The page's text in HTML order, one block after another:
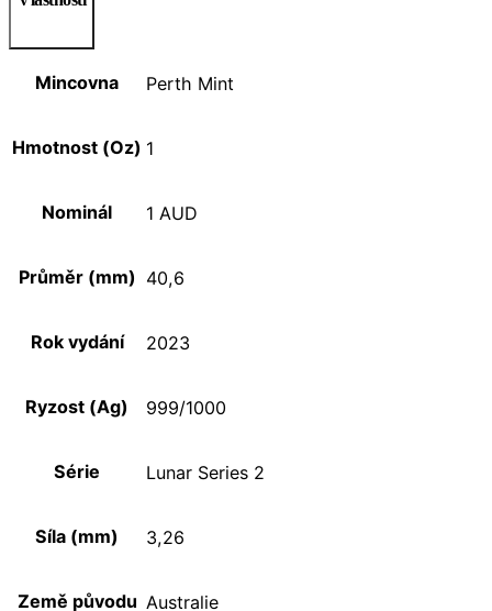
Mincovna Perth Mint
Hmotnost (Oz) 1
Nominál 1 AUD
Průměr (mm) 40,6
Rok vydání 2023
Ryzost (Ag) 999/1000
Série Lunar Series 2
Síla (mm) 3,26
Země původu Australie